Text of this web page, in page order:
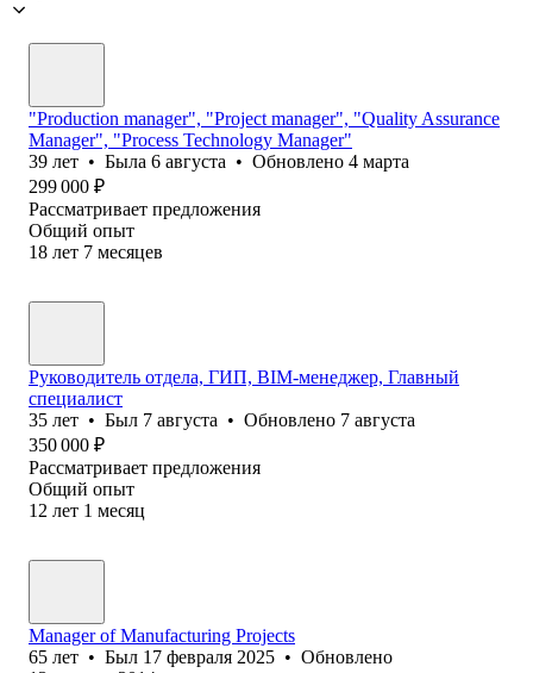
"Production manager", "Project manager", "Quality Assurance
Manager", "Process Technology Manager"
39 лет • Была 6 августа • Обновлено 4 марта
299 000 ₽
Рассматривает предложения
Общий опыт
18 лет 7 месяцев
Руководитель отдела, ГИП, BIM-менеджер, Главный
специалист
35 лет • Был 7 августа • Обновлено 7 августа
350 000 ₽
Рассматривает предложения
Общий опыт
12 лет 1 месяц
Manager of Manufacturing Projects
65 лет • Был 17 февраля 2025 • Обновлено